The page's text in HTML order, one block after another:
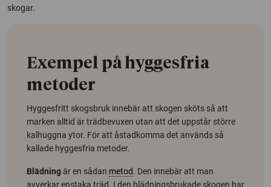
skogar.
Exempel på hyggesfria
metoder
Hyggesfritt skogsbruk innebär att skogen sköts så att
marken alltid är trädbevuxen utan att det uppstår större
kalhuggna ytor. För att åstadkomma det används så
kallade hyggesfria metoder.
Blädningär en sådan metod. Den innebär att man
avverkar enstaka träd. I den blädningsbrukade skogen har